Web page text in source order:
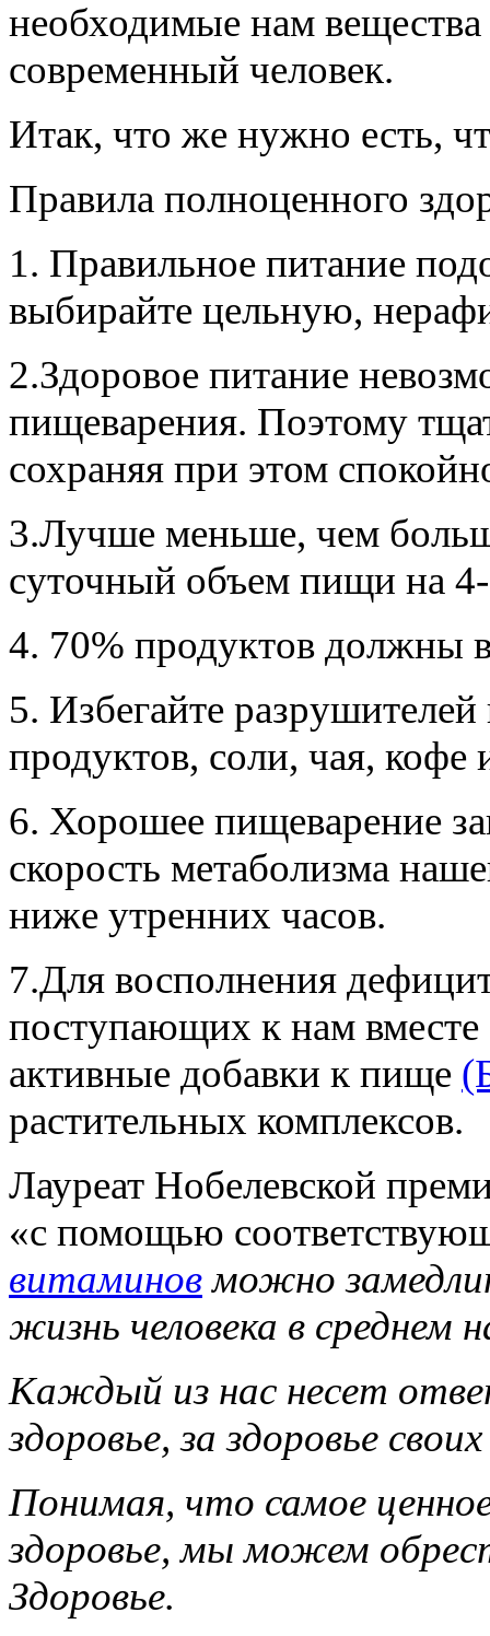
необходимые нам
современный человек.
Итак, что же нужно есть,
Правила полноценного
1. Правильное питание
выбирайте цельную,
2.Здоровое питание
пищеварения. Поэтому
сохраняя при этом
3.Лучше меньше, чем
суточный объем пищи на
4. 70% продуктов должны
5. Избегайте
продуктов, соли, чая, кофе
6. Хорошее пищеварение
скорость метаболизма
ниже утренних часов.
7.Для восполнения
поступающих к нам вместе
активные добавки к пище
растительных комплексов.
Лауреат Нобелевской
«с помощью
витаминовможно
жизнь человека в среднем
Каждый из нас несет
здоровье, за здоровье
Понимая, что самое
здоровье, мы можем
Здоровье.